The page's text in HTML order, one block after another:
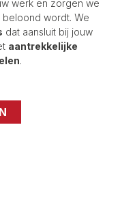
werk en zorgen we
wordt. We
dat aansluit bij jouw
aantrekkelijke
.